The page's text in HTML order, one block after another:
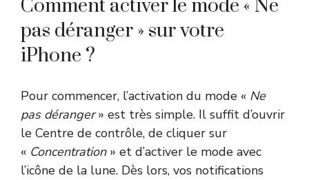
Comment activer le mode « Ne
pas déranger » sur votre
iPhone ?
Pour commencer, l’activation du mode « Ne
pas déranger» est très simple. Il suffit d’ouvrir
le Centre de contrôle, de cliquer sur
« Concentration» et d’activer le mode avec
l’icône de la lune. Dès lors, vos notifications